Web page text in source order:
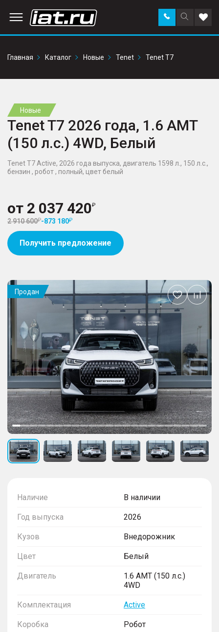
Поиск
по
Заказать
звонок в
Главная
Каталог Новые Tenet Tenet T7
Новые
Tenet T7 2026 года, 1.6 AMT
(150 л.с.) 4WD, Белый
Tenet T7 Active, 2026 года выпуска, двигатель 1598 л., 150 л.с.,
бензин , робот , полный, цвет белый
от 2 037 420
2 910 600 -873 180
Получить предложение
Наличие В наличии
Год выпуска 2026
Кузов Внедорожник
Цвет Белый
Двигатель
1.6 AMT (150 л.с.)
4WD
Комплектация Active
Коробка Робот
Продан
Добавить
в
избранное